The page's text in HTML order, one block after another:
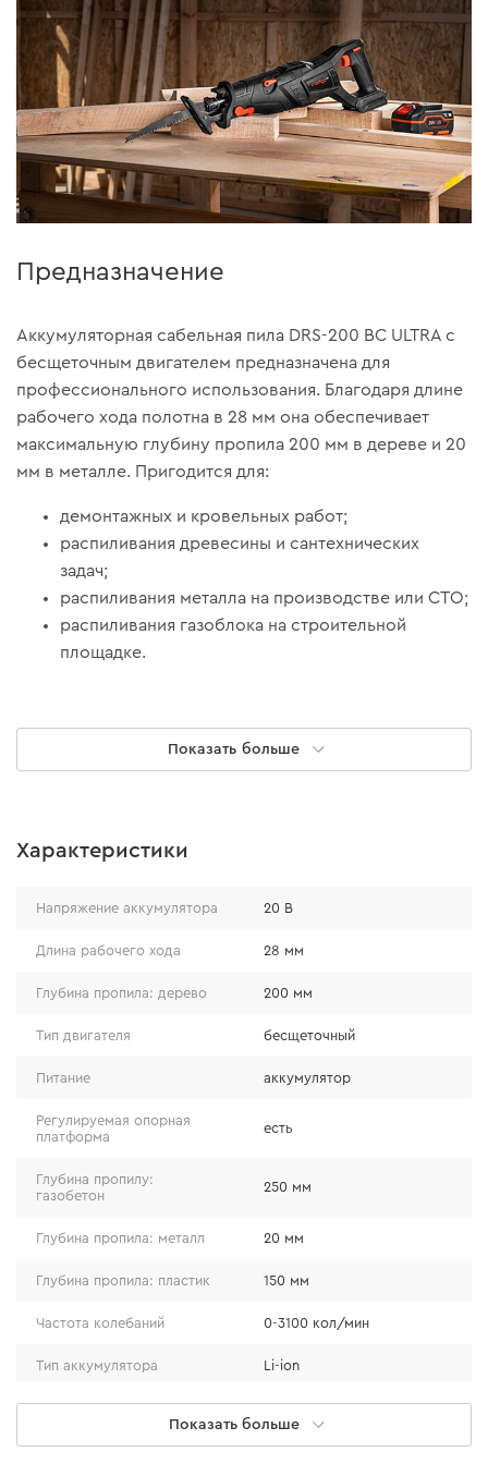
Предназначение
Аккумуляторная сабельная пила DRS-200 BC ULTRA с
бесщеточным двигателем предназначена для
профессионального использования. Благодаря длине
рабочего хода полотна в 28 мм она обеспечивает
максимальную глубину пропила 200 мм в дереве и 20
мм в металле. Пригодится для:
демонтажных и кровельных работ;
распиливания древесины и сантехнических
задач;
распиливания металла на производстве или СТО;
распиливания газоблока на строительной
площадке.
Бесколлекторный двигатель
блоком управления, благодаря чему имеет
повышенная стойкость к перегрузкам;
большая энергоэффективность, что значительно
более длительный срок эксплуатации;
Функция маятникового хода
Показать больше
Характеристики
Напряжение аккумулятора 20 В
Длина рабочего хода 28 мм
Глубина пропила: дерево 200 мм
Тип двигателя бесщеточный
Питание аккумулятор
Регулируемая опорная
платформа
есть
Глубина пропилу:
газобетон
250 мм
Глубина пропила: металл 20 мм
Глубина пропила: пластик 150 мм
Частота колебаний 0-3100 кол/мин
Тип аккумулятора Li-ion
Быстрая замена пильного
Показать больше